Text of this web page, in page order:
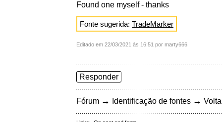
Found one myself - thanks
Fonte sugerida: TradeMarker
Editado em 22/03/2021 às 16:51 por marty666
Responder
Fórum → Identificação de fontes →